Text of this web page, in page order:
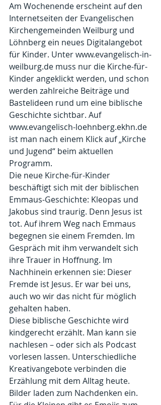
Am Wochenende erscheint auf den
Internetseiten der Evangelischen
Kirchengemeinden Weilburg und
Löhnberg ein neues Digitalangebot
für Kinder. Unter www.evangelisch-in-
weilburg.de muss nur die Kirche-für-
Kinder angeklickt werden, und schon
werden zahlreiche Beiträge und
Bastelideen rund um eine biblische
Geschichte sichtbar. Auf
www.evangelisch-loehnberg.ekhn.de
ist man nach einem Klick auf „Kirche
und Jugend“ beim aktuellen
Programm.
Die neue Kirche-für-Kinder
beschäftigt sich mit der biblischen
Emmaus-Geschichte: Kleopas und
Jakobus sind traurig. Denn Jesus ist
tot. Auf ihrem Weg nach Emmaus
begegnen sie einem Fremden. Im
Gespräch mit ihm verwandelt sich
ihre Trauer in Hoffnung. Im
Nachhinein erkennen sie: Dieser
Fremde ist Jesus. Er war bei uns,
auch wo wir das nicht für möglich
gehalten haben.
Diese biblische Geschichte wird
kindgerecht erzählt. Man kann sie
nachlesen – oder sich als Podcast
vorlesen lassen. Unterschiedliche
Kreativangebote verbinden die
Erzählung mit dem Alltag heute.
Bilder laden zum Nachdenken ein.